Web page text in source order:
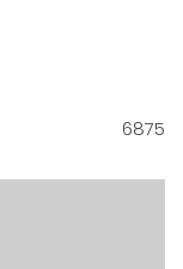
6875